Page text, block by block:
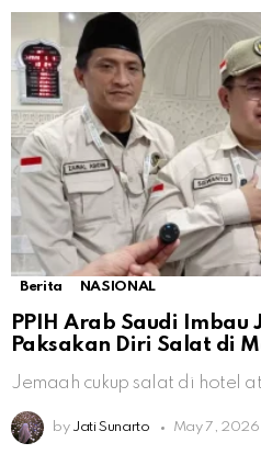
Berita NASIONAL
PPIH Arab Saudi Imbau
Paksakan Diri Salat di
Jemaah cukup salat di hotel
by Jati Sunarto May 7,